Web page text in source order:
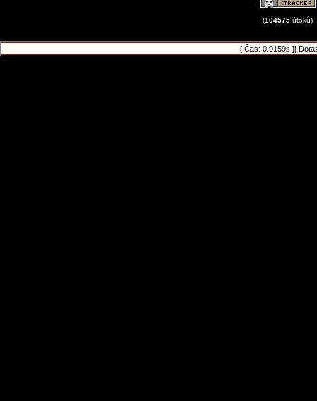
(104575 útoků)
[ Čas: 0.9159s ][